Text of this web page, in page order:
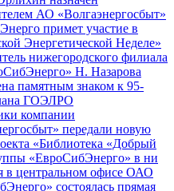
АО «Волгаэнергосбыт»
примет участие в
Энергетической Неделе»
нижегородского филиала
Н. Назарова
памятным знаком к 95-
ГОЭЛРО
компании
передали новую
«Библиотека «Добрый
«ЕвроСибЭнерго» в ни
в центральном офисе ОАО
состоялась прямая